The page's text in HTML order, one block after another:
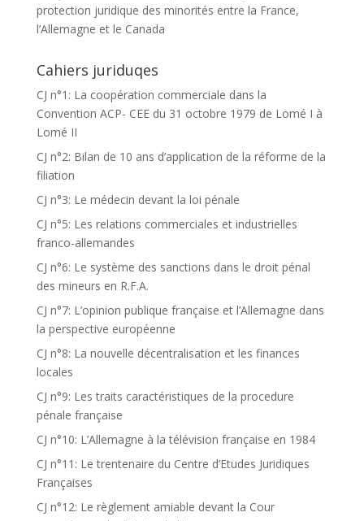
protection juridique des minorités entre la France,
l’Allemagne et le Canada
Cahiers juriduqes
CJ n°1: La coopération commerciale dans la
Convention ACP- CEE du 31 octobre 1979 de Lomé I à
Lomé II
CJ n°2: Bilan de 10 ans d’application de la réforme de la
filiation
CJ n°3: Le médecin devant la loi pénale
CJ n°5: Les relations commerciales et industrielles
franco-allemandes
CJ n°6: Le système des sanctions dans le droit pénal
des mineurs en R.F.A.
CJ n°7: L’opinion publique française et l’Allemagne dans
la perspective européenne
CJ n°8: La nouvelle décentralisation et les finances
locales
CJ n°9: Les traits caractéristiques de la procedure
pénale française
CJ n°10: L’Allemagne à la télévision française en 1984
CJ n°11: Le trentenaire du Centre d’Etudes Juridiques
Françaises
CJ n°12: Le règlement amiable devant la Cour